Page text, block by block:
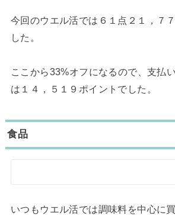
今回のウエル活では６１点２１，７
した。
ここから33%オフになるので、支払
は１４，５１９ポイントでした。
食品
いつもウエル活では調味料を中心に